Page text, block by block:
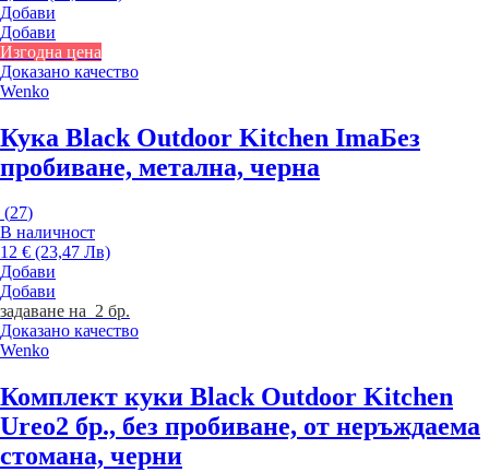
Добави
Добави
Изгодна цена
Доказано качество
Wenko
Кука Black Outdoor Kitchen ImaБез
пробиване, метална, черна
(27)
В наличност
12 € (23,47 Лв)
Добави
Добави
задаване на 2 бр.
Доказано качество
Wenko
Комплект куки Black Outdoor Kitchen
Ureo2 бр., без пробиване, от неръждаема
стомана, черни